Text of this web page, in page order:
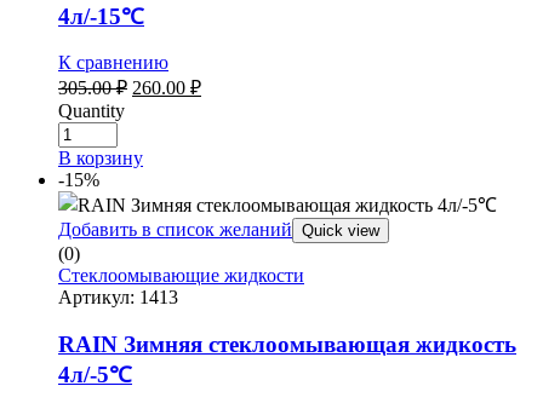
4л/-15℃
К сравнению
305.00₽ Первоначальная
305.00 ₽.
260.00 ₽Текущая
Quantity
В корзину
-15%
Добавить в список желаний Quick view
(0)
Стеклоомывающие жидкости
Артикул: 1413
RAIN Зимняя стеклоомывающая жидкость
4л/-5℃